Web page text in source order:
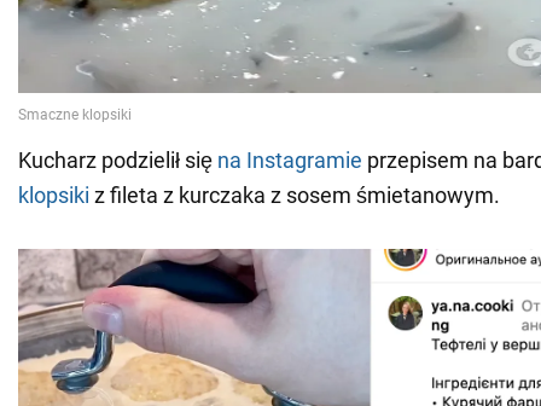
Kucharz podzielił się na Instagramie przepisem na
klopsiki z fileta z kurczaka z sosem śmietanowym.